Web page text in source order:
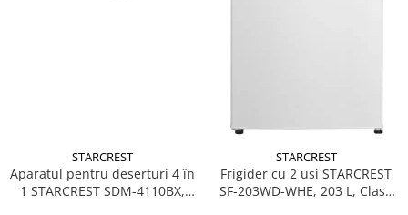
STARCREST
Aparatul pentru deserturi 4 în
1 STARCREST SDM-4110BX,
STARCREST
Frigider cu 2 usi STARCREST
SF-203WD-WHE, 203 L, Clasa